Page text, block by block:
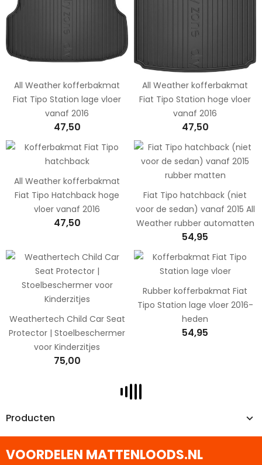
Producten
All Weather kofferbakmat
Fiat Tipo Station lage vloer
vanaf 2016
47,50
All Weather kofferbakmat
Fiat Tipo Station hoge vloer
vanaf 2016
47,50
All Weather kofferbakmat
Fiat Tipo Hatchback hoge
vloer vanaf 2016
47,50
Fiat Tipo hatchback (niet
voor de sedan) vanaf 2015 All
Weather rubber automatten
54,95
Weathertech Child Car Seat
Protector | Stoelbeschermer
voor Kinderzitjes
75,00
Rubber kofferbakmat Fiat
Tipo Station lage vloer 2016-
heden
54,95
VOORDELEN MATTENLOODS.NL